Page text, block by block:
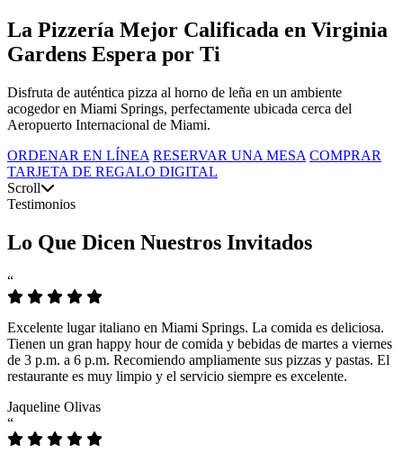
La Pizzería Mejor Calificada en Virginia
Gardens Espera por Ti
Disfruta de auténtica pizza al horno de leña en un ambiente
acogedor en Miami Springs, perfectamente ubicada cerca del
Aeropuerto Internacional de Miami.
ORDENAR EN LÍNEA RESERVAR UNA MESA COMPRAR
TARJETA DE REGALO DIGITAL
Scroll
Testimonios
Lo Que Dicen Nuestros Invitados
“
Excelente lugar italiano en Miami Springs. La comida es deliciosa.
Tienen un gran happy hour de comida y bebidas de martes a viernes
de 3 p.m. a 6 p.m. Recomiendo ampliamente sus pizzas y pastas. El
restaurante es muy limpio y el servicio siempre es excelente.
Jaqueline Olivas
“